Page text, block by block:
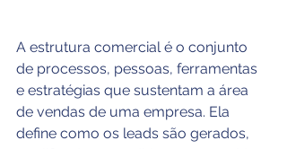
A estrutura comercial é o conjunto
de processos, pessoas, ferramentas
e estratégias que sustentam a área
de vendas de uma empresa. Ela
define como os leads são gerados,